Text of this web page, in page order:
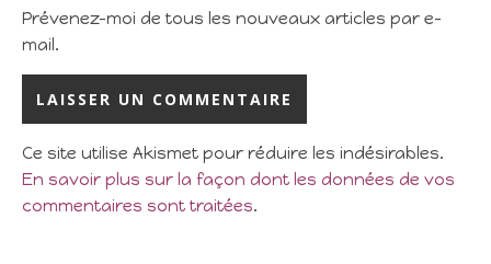
Prévenez-moi de tous les nouveaux articles par e-
mail.
Ce site utilise Akismet pour réduire les indésirables.
En savoir plus sur la façon dont les données de vos
commentaires sont traitées.